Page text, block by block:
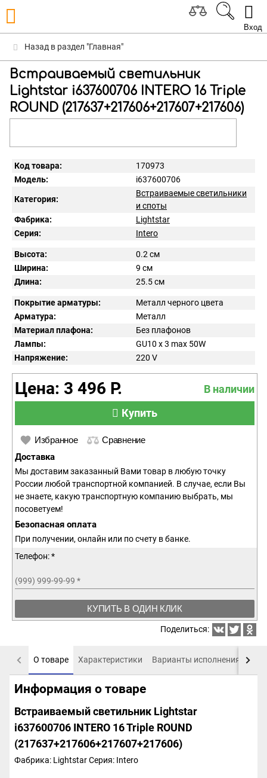
Вход
Назад в раздел "Главная"
Встраиваемый светильник
Lightstar i637600706 INTERO 16 Triple
ROUND (217637+217606+217607+217606)
Код товара:
170973
Модель:
i637600706
Категория:
Встраиваемые светильники
и споты
Фабрика:
Lightstar
Серия:
Intero
Высота:
0.2 см
Ширина:
9 см
Длина:
25.5 см
Покрытие арматуры:
Металл черного цвета
Арматура:
Металл
Материал плафона:
Без плафонов
Лампы:
GU10 x 3 max 50W
Напряжение:
220 V
Цена: 3 496 Р.
В наличии
Купить
Избранное Сравнение
Доставка
Мы доставим заказанный Вами товар в любую точку
России любой транспортной компанией. В случае, если Вы
не знаете, какую транспортную компанию выбрать, мы
посоветуем!
Безопасная оплата
При получении, онлайн или по счету в банке.
Телефон: *
(999) 999-99-99 *
КУПИТЬ В ОДИН КЛИК
Поделиться:
О товаре Характеристики Варианты исполнения
Информация о товаре
Встраиваемый светильник Lightstar
i637600706 INTERO 16 Triple ROUND
(217637+217606+217607+217606)
Фабрика: LightstarСерия: Intero